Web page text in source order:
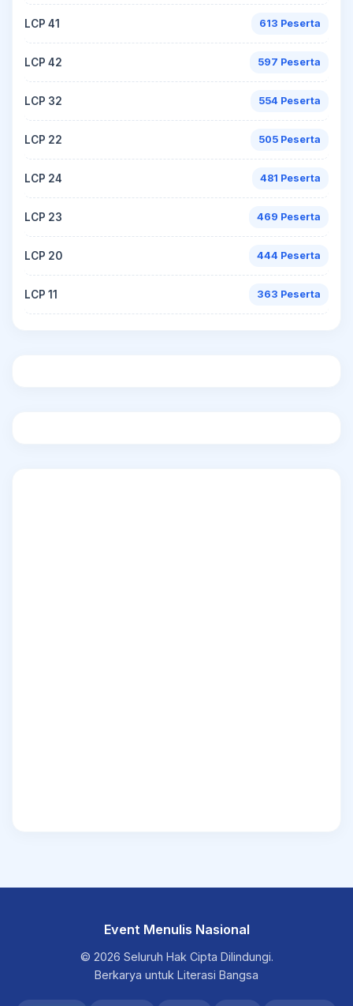
LCP 41 613 Peserta
LCP 42 597 Peserta
LCP 32 554 Peserta
LCP 22 505 Peserta
LCP 24 481 Peserta
LCP 23 469 Peserta
LCP 20 444 Peserta
LCP 11 363 Peserta
Event Menulis Nasional
© 2026 Seluruh Hak Cipta Dilindungi.
Berkarya untuk Literasi Bangsa